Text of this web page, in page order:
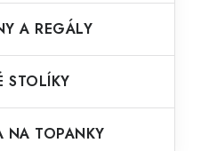
A REGÁLY
STOLÍKY
NA TOPANKY